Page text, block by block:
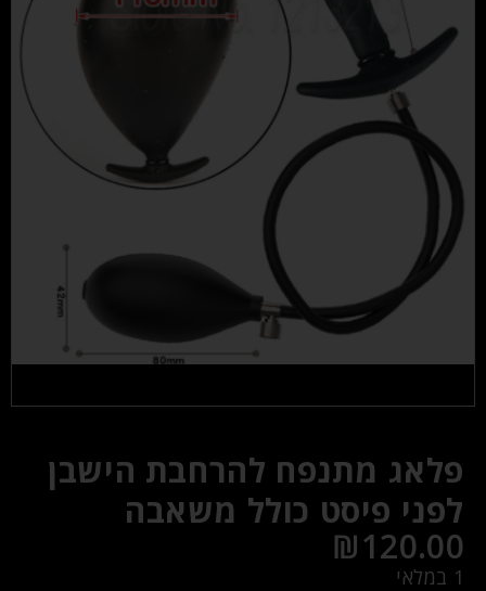
פלאג מתנפח להרחבת הישבן
לפני פיסט כולל משאבה
₪120.00
1 במלאי